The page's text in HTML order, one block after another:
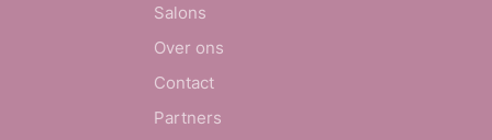
Salons
Over ons
Contact
Partners